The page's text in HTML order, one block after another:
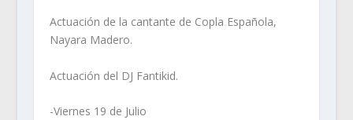
Actuación de la cantante de Copla Española,
Nayara Madero.
Actuación del DJ Fantikid.
-Viernes 19 de Julio